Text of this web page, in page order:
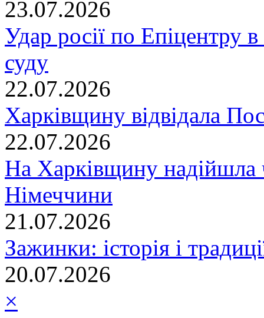
23.07.2026
Удар росії по Епіцентру
суду
22.07.2026
Харківщину відвідала
22.07.2026
На Харківщину надійшла
Німеччини
21.07.2026
Зажинки: історія і
20.07.2026
×